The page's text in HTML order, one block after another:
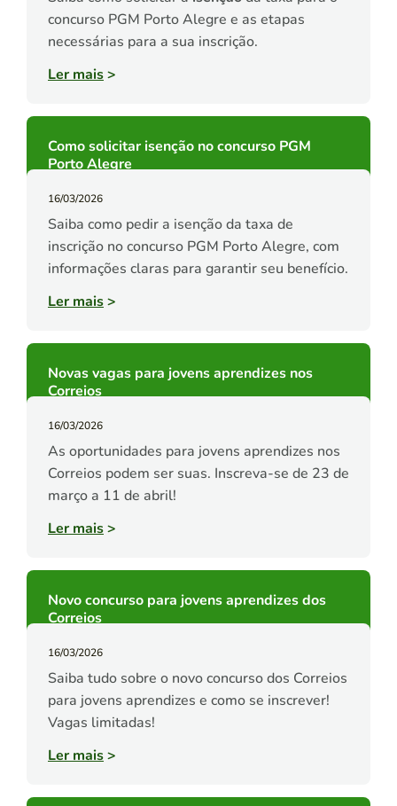
concurso PGM Porto Alegre e as etapas
necessárias para a sua inscrição.
Ler mais>
Como solicitar isenção no concurso PGM
Porto Alegre
16/03/2026
Saiba como pedir a isenção da taxa de
inscrição no concurso PGM Porto Alegre, com
informações claras para garantir seu benefício.
Ler mais>
Novas vagas para jovens aprendizes nos
Correios
16/03/2026
As oportunidades para jovens aprendizes nos
Correios podem ser suas. Inscreva-se de 23 de
março a 11 de abril!
Ler mais>
Novo concurso para jovens aprendizes dos
Correios
16/03/2026
Saiba tudo sobre o novo concurso dos Correios
para jovens aprendizes e como se inscrever!
Vagas limitadas!
Ler mais>